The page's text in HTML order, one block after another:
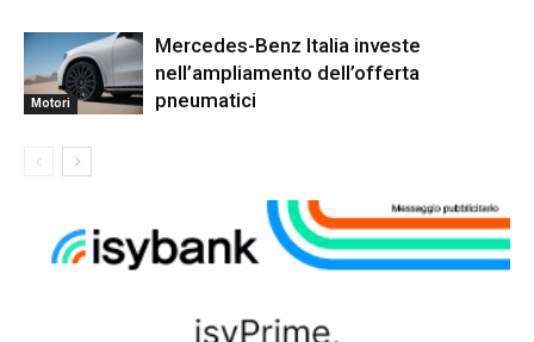
Motori
Mercedes-Benz Italia investe
nell’ampliamento dell’offerta
pneumatici